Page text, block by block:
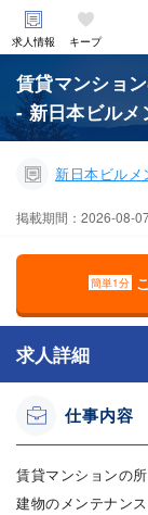
求人情報 キープ
賃貸マンショ
- 新日本ビルメ
新日本ビルメ
掲載期間：2026-08-
簡単1分
求人詳細
仕事内容
賃貸マンションの
建物のメンテナン